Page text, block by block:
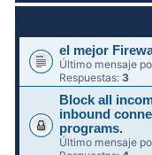
el mejor
Último mensaje
Respuestas:3
Block all
inbound
programs.
Último mensaje